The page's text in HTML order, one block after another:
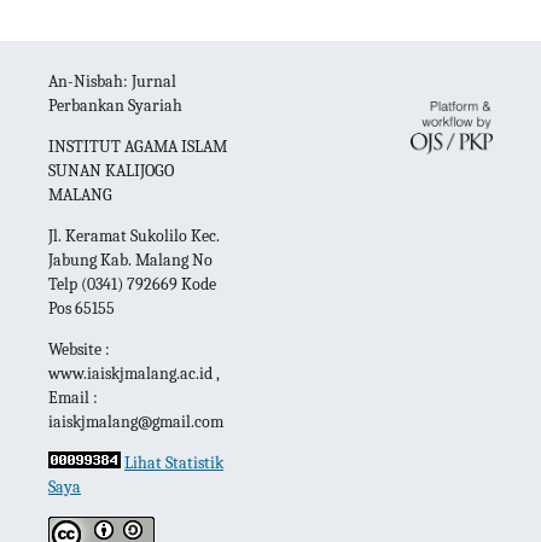
An-Nisbah: Jurnal
Perbankan Syariah
INSTITUT AGAMA ISLAM
SUNAN KALIJOGO
MALANG
Jl. Keramat Sukolilo Kec.
Jabung Kab. Malang No
Telp (0341) 792669 Kode
Pos 65155
Website :
www.iaiskjmalang.ac.id ,
Email :
iaiskjmalang@gmail.com
Lihat Statistik
Saya